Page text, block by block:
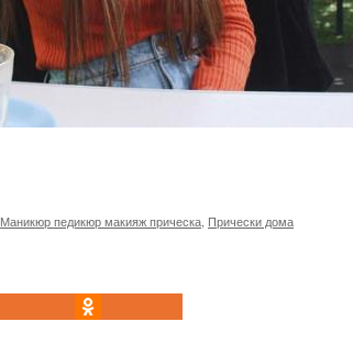
Маникюр педикюр макияж прическа Прически дома